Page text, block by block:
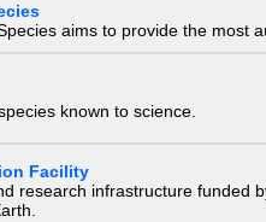
aims to provide the most
known to science.
Facility
research infrastructure funded